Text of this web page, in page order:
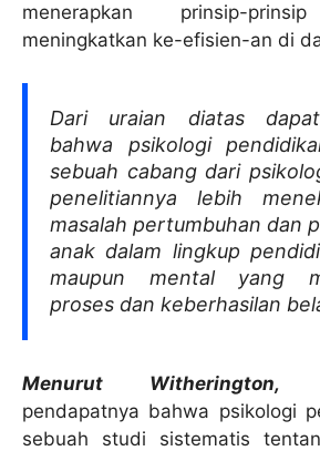
menerapkan prinsip-
meningkatkan ke-efisien-an di
Dari uraian diatas
bahwa psikologi
sebuah cabang dari
penelitiannya lebih
masalah pertumbuhan dan
anak dalam lingkup
maupun mental yang
proses dan keberhasilan
Menurut Witherington,
pendapatnya bahwa psikologi
sebuah studi sistematis